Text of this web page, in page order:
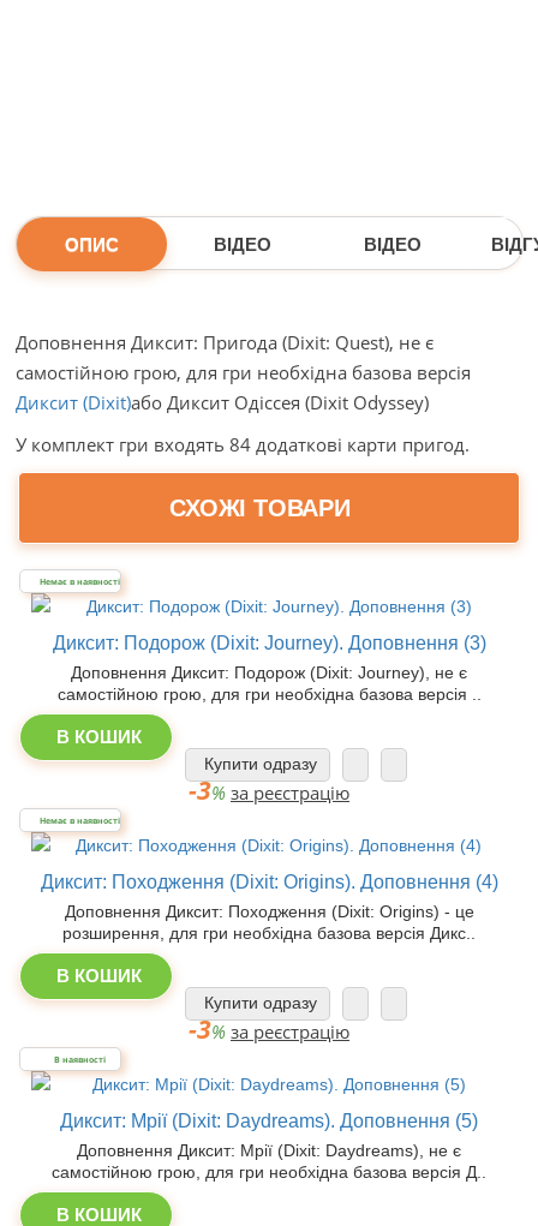
ОПИС ВІДЕО ВІДЕО
Доповнення Диксит: Пригода (Dixit: Quest), не є
самостійною грою, для гри необхідна базова версія
Диксит (Dixit)або Диксит Одіссея (Dixit Odyssey)
У комплект гри входять 84 додаткові карти пригод.
СХОЖІ ТОВАРИ
Немає в наявності
Диксит: Подорож (Dixit: Journey). Доповнення (3)
Доповнення Диксит: Подорож (Dixit: Journey), не є
самостійною грою, для гри необхідна базова версія ..
В КОШИК
Купити одразу
-3% за реєстрацію
Немає в наявності
Диксит: Походження (Dixit: Origins). Доповнення (4)
Доповнення Диксит: Походження (Dixit: Origins) - це
розширення, для гри необхідна базова версія Дикс..
В КОШИК
Купити одразу
-3% за реєстрацію
В наявності
Диксит: Мрії (Dixit: Daydreams). Доповнення (5)
Доповнення Диксит: Мрії (Dixit: Daydreams), не є
самостійною грою, для гри необхідна базова версія Д..
В КОШИК